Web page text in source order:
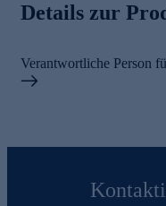
Details zur
Verantwortliche Person